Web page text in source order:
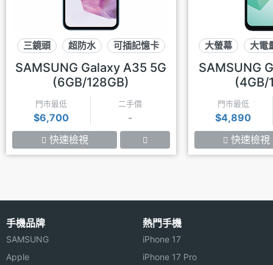
三鏡頭 超防水 可插記憶卡
SAMSUNG Galaxy A35 5G
(6GB/128GB)
門市最低
$6,700
二手價
-
快速檢視
大螢幕 大電
SAMSUNG
(4GB/
門市最低
$4,890
快速檢視
手機品牌
SAMSUNG
Apple
熱門手機
iPhone 17
iPhone 17 Pro